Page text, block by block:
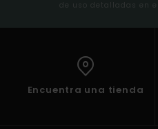
de uso detalladas en
Encuentra una tienda